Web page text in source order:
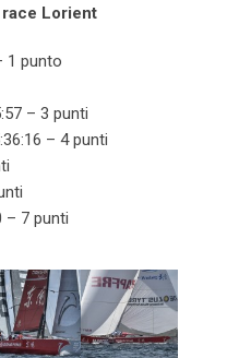
race Lorient
1 punto
– 3 punti
– 4 punti
– 7 punti